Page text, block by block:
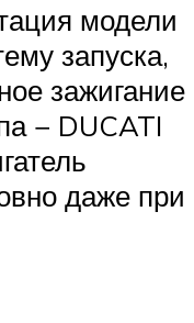
модели
запуска,
зажигание
− DUCATI
даже при